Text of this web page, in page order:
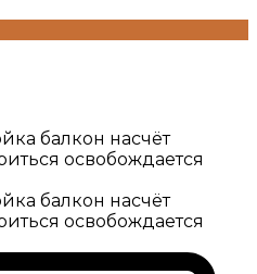
балкон насчёт
освобождается
балкон насчёт
освобождается